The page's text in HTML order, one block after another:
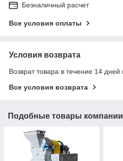
Безналичный расчет
Все условия оплаты
Условия возврата
Возврат товара в течение 14 дней
Все условия возврата
Подобные товары компании